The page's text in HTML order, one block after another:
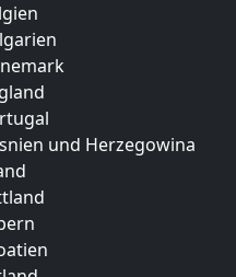
und Herzegowina